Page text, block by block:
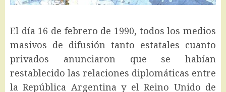
El día 16 de febrero de 1990, todos los medios
masivos de difusión tanto estatales cuanto
privados anunciaron que se habían
restablecido las relaciones diplomáticas entre
la República Argentina y el Reino Unido de